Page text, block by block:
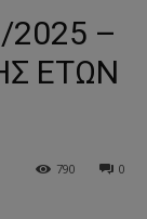
2025 –
ΕΤΩΝ
0
790